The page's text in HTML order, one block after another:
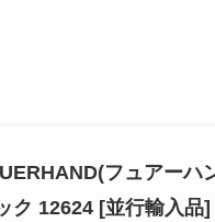
フュアーハ
ク 12624 [並行輸入品]